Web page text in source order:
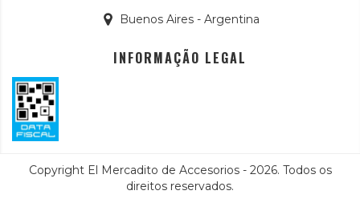
Buenos Aires - Argentina
INFORMAÇÃO LEGAL
Copyright El Mercadito de Accesorios - 2026. Todos os
direitos reservados.